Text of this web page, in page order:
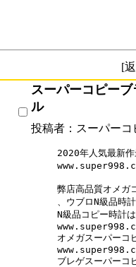
[
スーパーコピー
ル
投稿者：スーパー
2020年人気最新
弊店高品質オメガ
、ウブロN級品時
N級品コピー時計
オメガスーパーコ
ブレゲスーパーコ